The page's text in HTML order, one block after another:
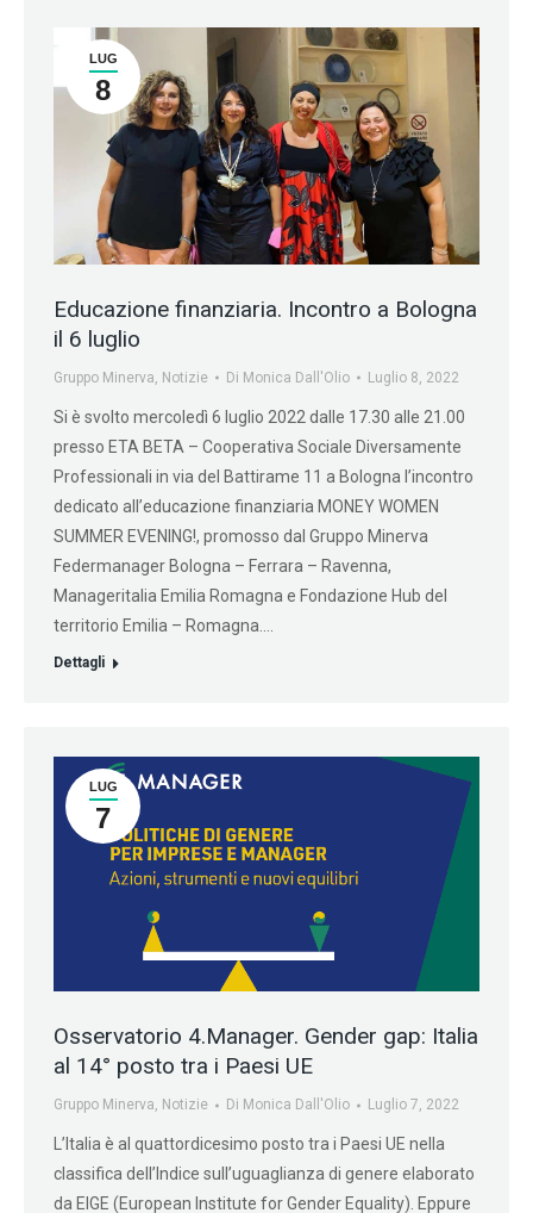
LUG
8
Educazione finanziaria. Incontro a Bologna
il 6 luglio
Gruppo Minerva, Notizie Di Monica Dall'Olio Luglio 8, 2022
Si è svolto mercoledì 6 luglio 2022 dalle 17.30 alle 21.00
presso ETA BETA – Cooperativa Sociale Diversamente
Professionali in via del Battirame 11 a Bologna l’incontro
dedicato all’educazione finanziaria MONEY WOMEN
SUMMER EVENING!, promosso dal Gruppo Minerva
Federmanager Bologna – Ferrara – Ravenna,
Manageritalia Emilia Romagna e Fondazione Hub del
territorio Emilia – Romagna.…
Dettagli
LUG
7
Osservatorio 4.Manager. Gender gap: Italia
al 14° posto tra i Paesi UE
Gruppo Minerva, Notizie Di Monica Dall'Olio Luglio 7, 2022
L’Italia è al quattordicesimo posto tra i Paesi UE nella
classifica dell’Indice sull’uguaglianza di genere elaborato
da EIGE (European Institute for Gender Equality). Eppure